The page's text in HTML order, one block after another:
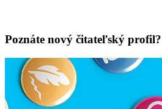
Poznáte nový čitateľský profil?